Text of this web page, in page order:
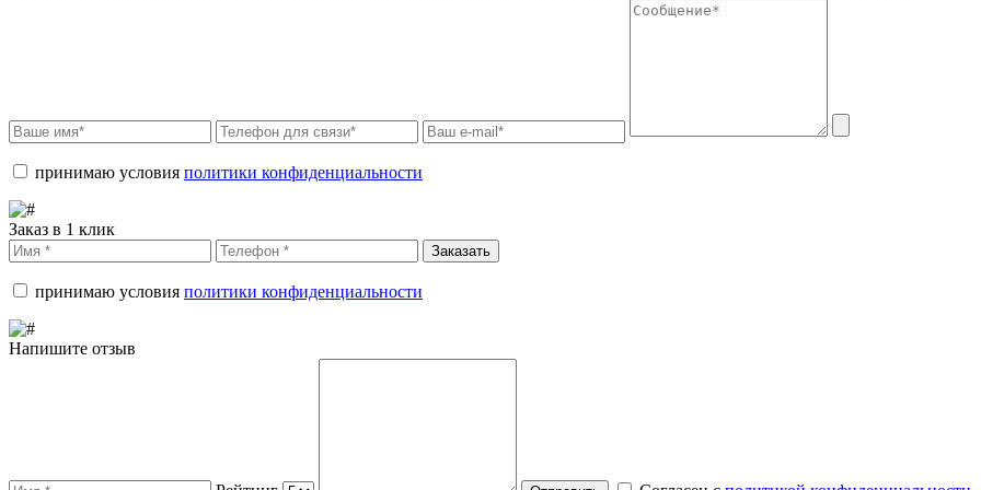
принимаю условия политики конфиденциальности
Заказ в 1 клик
Заказать
принимаю условия политики конфиденциальности
Напишите отзыв